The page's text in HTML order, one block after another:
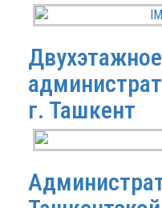
Двухэтажное
г. Ташкент